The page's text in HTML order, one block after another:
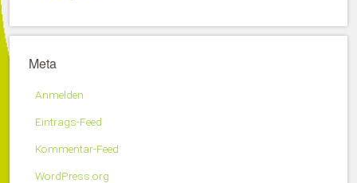
Meta
Anmelden
Eintrags-Feed
Kommentar-Feed
WordPress.org